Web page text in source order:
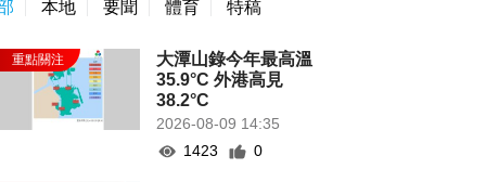
本地 要聞 體育 特稿
大潭山錄今年最高溫
35.9°C 外港高見
38.2°C
2026-08-09 14:35
1423
0